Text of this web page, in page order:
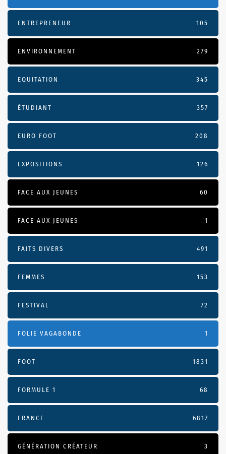
ENTREPRENEUR 105
ENVIRONNEMENT 279
EQUITATION 345
ÉTUDIANT 357
EURO FOOT 208
EXPOSITIONS 126
FACE AUX JEUNES 60
FACE AUX JEUNES 1
FAITS DIVERS 491
FEMMES 153
FESTIVAL 72
FOLIE VAGABONDE 1
FOOT 1831
FORMULE 1 68
FRANCE 6817
GÉNÉRATION CRÉATEUR 3